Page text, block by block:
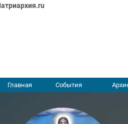
Главная События